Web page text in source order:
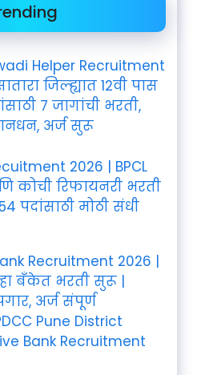
Helper Recruitment
जिल्ह्यात 12वी पास
7 जागांची भरती,
अर्ज सुरू
2026 | BPCL
कोची रिफायनरी भरती
पदांसाठी मोठी संधी
Recruitment 2026 |
बँकेत भरती सुरू |
अर्ज संपूर्ण
Pune District
Bank Recruitment